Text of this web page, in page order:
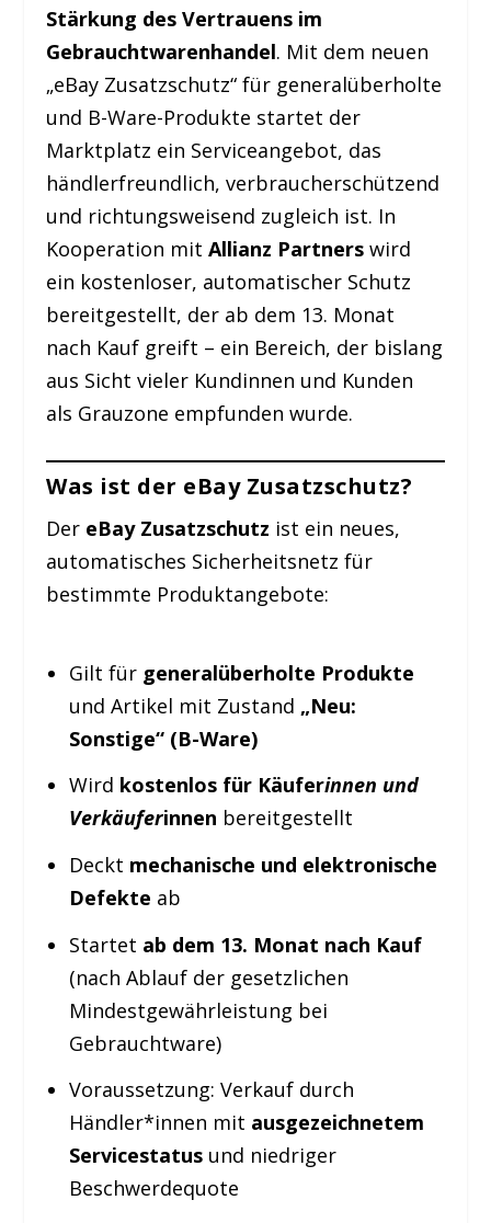
Stärkung des Vertrauens im
Gebrauchtwarenhandel. Mit dem neuen
„eBay Zusatzschutz“ für generalüberholte
und B-Ware-Produkte startet der
Marktplatz ein Serviceangebot, das
händlerfreundlich, verbraucherschützend
und richtungsweisend zugleich ist. In
Kooperation mitAllianz Partners wird
ein kostenloser, automatischer Schutz
bereitgestellt, der ab dem 13. Monat
nach Kauf greift – ein Bereich, der bislang
aus Sicht vieler Kundinnen und Kunden
als Grauzone empfunden wurde.
Was ist der eBay Zusatzschutz?
Der eBay Zusatzschutz ist ein neues,
automatisches Sicherheitsnetz für
bestimmte Produktangebote:
Gilt für generalüberholte Produkte
und Artikel mit Zustand „Neu:
Sonstige“ (B-Ware)
Wird kostenlos für Käuferinnen und
Verkäuferinnen bereitgestellt
Deckt mechanische und elektronische
Defekte ab
Startet ab dem 13. Monat nach Kauf
(nach Ablauf der gesetzlichen
Mindestgewährleistung bei
Gebrauchtware)
Voraussetzung: Verkauf durch
Händler*innen mit ausgezeichnetem
Servicestatusund niedriger
Beschwerdequote